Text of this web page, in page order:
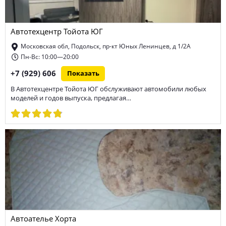
ремонт дизельных двигателей ремонт МКПП
диагностика МКПП сход-развал
ремонт боковых порезов шин
ремонт электронных систем управления автомобиля
техническое обслуживание автомобиля
ремонт тормозной системы
ремонт генератора автомобиля ремонт стартера
ремонт Mercedes-benz
химчистка салона
ремонт электрооборудования ремонт дисков
ремонт автоэлектроники
Автотехцентр Тойота ЮГ
Московская обл, Подольск, пр-кт Юных Ленинцев, д 1/2А
Пн-Вс: 10:00—20:00
+7 (929) 606 Показать
В Автотехцентре Тойота ЮГ обслуживают автомобили любых
моделей и годов выпуска, предлагая…
Автоателье Хорта